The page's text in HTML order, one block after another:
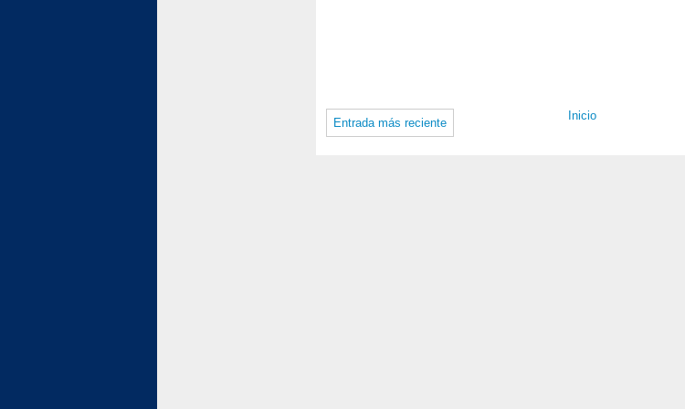
Entrada más reciente
Inicio